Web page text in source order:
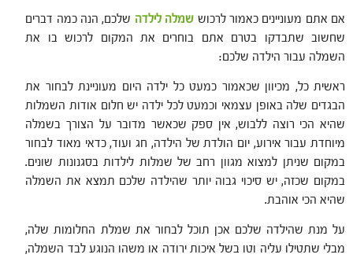
אם אתם מעוניינים כאמור לרכוש שמלה לילדה שלכם, הנה כמה דברים
שחשוב שתבדקו בטרם אתם בוחרים את המקום לרכוש בו את
השמלה עבור הילדה שלכם:
ראשית כל, מכיוון שכאמור כמעט כל ילדה היום מעוניינת לבחור את
הבגדים שלה באופן עצמאי וכמעט לכל ילדה יש חלום אודות השמלות
שהיא הכי רוצה ללבוש, אין ספק שכאשר מדובר על הצורך בשמלה
מיוחדת עבור אירוע, יום הולדת של הילדה, חג ועוד, כדאי מאוד לבחור
במקום שניתן למצוא מגוון רחב של שמלות לילדות בסגנונות שונים.
במקום שכזה, יש סיכוי גבוה יותר שהילדה שלכם תמצא את השמלה
שהיא הכי אוהבת.
על מנת שהילדה שלכם אכן תוכל לבחור את שמלת החלומות שלה,
מבלי שתטילו עליה וטו בשל איכות ירודה או משהו הנוגע לבד השמלה,